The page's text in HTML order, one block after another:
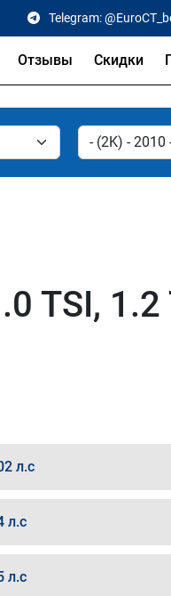
Telegram:
Отзывы Скидки
TSI, 1.2
л.с
л.с
л.с